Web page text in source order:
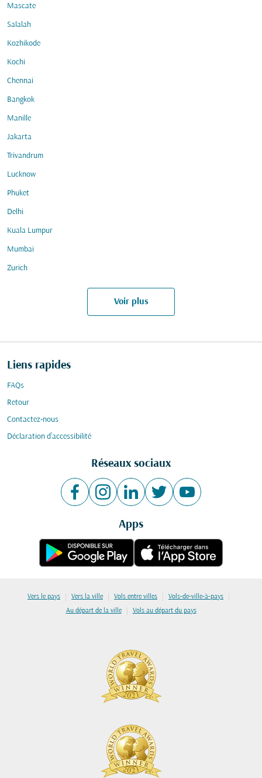
Mascate
Salalah
Kozhikode
Kochi
Chennai
Bangkok
Manille
Jakarta
Trivandrum
Lucknow
Phuket
Delhi
Kuala Lumpur
Mumbai
Zurich
Voir plus
Liens rapides
FAQs
Retour
Contactez-nous
Déclaration d’accessibilité
Réseaux sociaux
Apps
Vers le pays | Vers la ville | Vols entre villes | Vols-de-ville-à-pays |
Au départ de la ville | Vols au départ du pays